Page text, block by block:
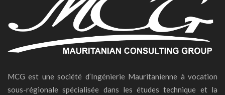
MCG est une société d’Ingénierie Mauritanienne à vocation
sous-régionale spécialisée dans les études technique et la